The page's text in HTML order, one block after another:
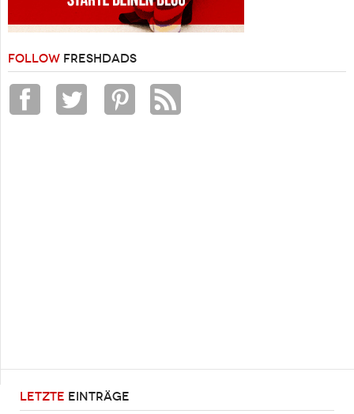
FOLLOW FRESHDADS
LETZTE EINTRÄGE